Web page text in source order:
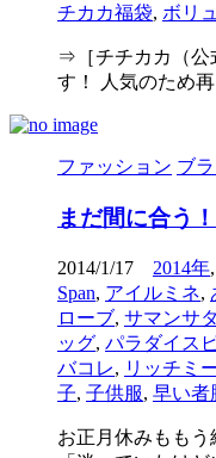
チカカ福袋, ボリ
⇒［チチカカ（公
す！ 人気のため
ファッション ブ
まだ間に合う
2014/1/17 2014年,
Span, アイルミネ,
ローブ, サマンサ
ッグ, パラダイス
バコレ, リッチミ
子, 子供服, 早い者
お正月休みもも